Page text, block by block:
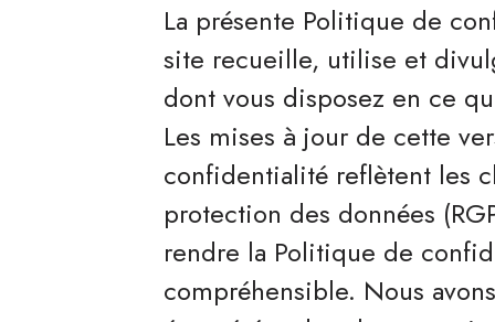
La présente Politique de
site recueille, utilise et
dont vous disposez en ce
Les mises à jour de cette
confidentialité reflètent les
protection des données
rendre la Politique de
compréhensible. Nous